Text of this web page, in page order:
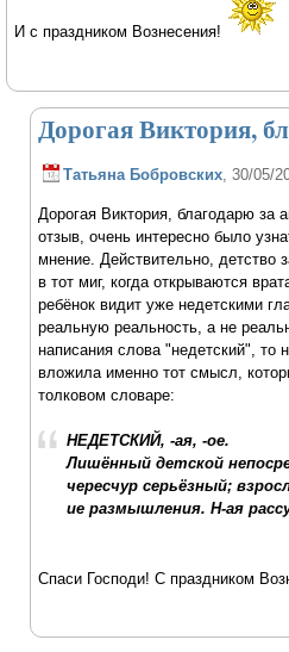
И с праздником Вознесения!
Дорогая Виктория,
Татьяна Бобровских , 30/05/
Дорогая Виктория, благодарю за
отзыв, очень интересно было
мнение. Действительно, детство
в тот миг, когда открываются
ребёнок видит уже недетскими
реальную реальность, а не
написания слова "недетский", то
вложила именно тот смысл,
толковом словаре:
НЕДЕТСКИЙ, -ая, -ое.
Лишённый детской
чересчур серьёзный;
ие размышления. Н-ая
Спаси Господи! С праздником